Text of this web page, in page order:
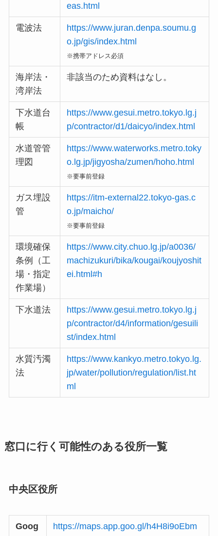
eas.html
電波法
https://www.juran.denpa.soumu.g
o.jp/gis/index.html
※携帯アドレス必須
海岸法・
湾岸法
非該当のため資料はなし。
下水道台
帳
https://www.gesui.metro.tokyo.lg.j
p/contractor/d1/daicyo/index.html
水道管管
理図
https://www.waterworks.metro.toky
o.lg.jp/jigyosha/zumen/hoho.html
※要事前登録
ガス埋設
管
https://itm-external22.tokyo-gas.c
o.jp/maicho/
※要事前登録
環境確保
条例（工
場・指定
作業場）
https://www.city.chuo.lg.jp/a0036/
machizukuri/bika/kougai/koujyoshit
ei.html#h
下水道法
https://www.gesui.metro.tokyo.lg.j
p/contractor/d4/information/gesuili
st/index.html
水質汚濁
法
https://www.kankyo.metro.tokyo.lg.
jp/water/pollution/regulation/list.ht
ml
窓口に行く可能性のある役所一覧
中央区役所
Goog
https://maps.app.goo.gl/h4H8i9oEbm